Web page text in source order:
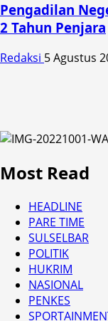
Pengadilan
2 Tahun Penjara
Redaksi 5 Agustus
Most Read
HEADLINE
PARE TIME
SULSELBAR
POLITIK
HUKRIM
NASIONAL
PENKES